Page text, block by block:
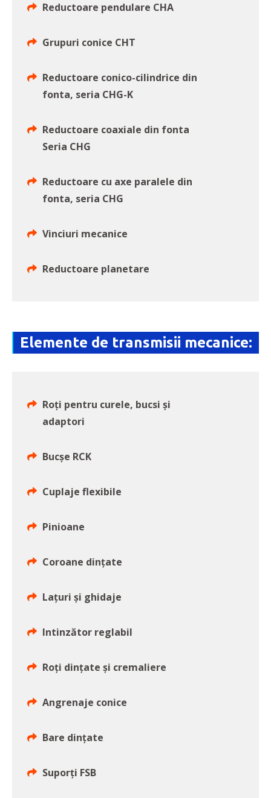
Reductoare pendulare CHA
Grupuri conice CHT
Reductoare conico-cilindrice din
fonta, seria CHG-K
Reductoare coaxiale din fonta
Seria CHG
Reductoare cu axe paralele din
fonta, seria CHG
Vinciuri mecanice
Reductoare planetare
Elemente de transmisii mecanice:
Roți pentru curele, bucsi și
adaptori
Bucșe RCK
Cuplaje flexibile
Pinioane
Coroane dințate
Lațuri și ghidaje
Intinzător reglabil
Roți dințate și cremaliere
Angrenaje conice
Bare dințate
Suporți FSB